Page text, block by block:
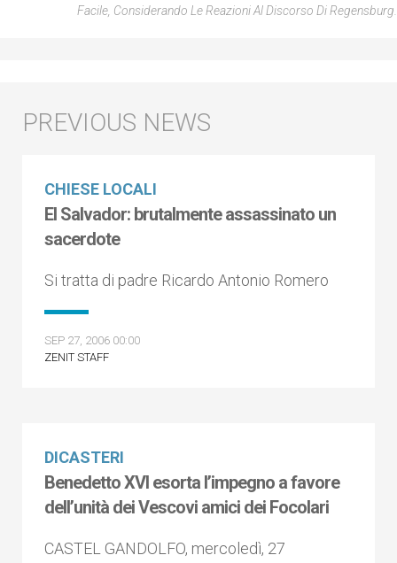
Facile, Considerando Le Reazioni Al Discorso Di Regensburg.
CHIESE LOCALI
El Salvador: brutalmente assassinato un
sacerdote
Si tratta di padre Ricardo Antonio Romero
SEP 27, 2006 00:00
ZENIT STAFF
DICASTERI
Benedetto XVI esorta l’impegno a favore
dell’unità dei Vescovi amici dei Focolari
CASTEL GANDOLFO, mercoledì, 27